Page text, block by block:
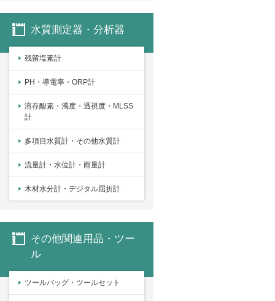
水質測定器・分析器
残留塩素計
PH・導電率・ORP計
溶存酸素・濁度・透視度・MLSS
計
多項目水質計・その他水質計
流量計・水位計・雨量計
木材水分計・デジタル屈折計
その他関連用品・ツー
ル
ツールバッグ・ツールセット